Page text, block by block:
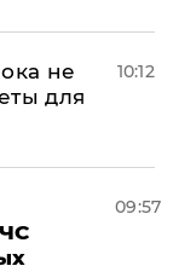
не
для
10:12
09:57